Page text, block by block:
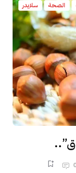
الصحة سلايدر